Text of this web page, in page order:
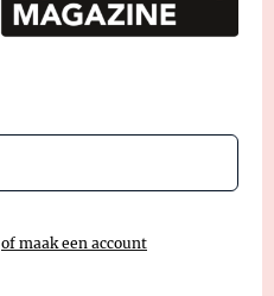
of maak een account